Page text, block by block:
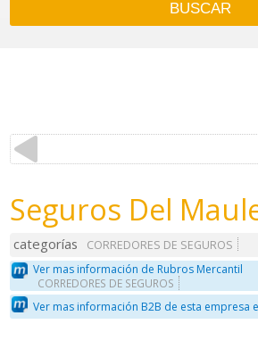
Seguros Del
categorías
CORREDORES DE SEGUROS
Ver mas información de Rubros Mercantil
CORREDORES DE SEGUROS
Ver mas información B2B de esta empresa